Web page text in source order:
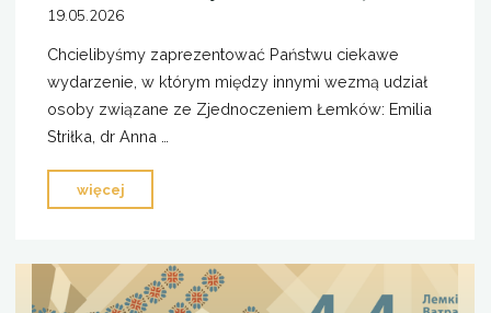
19.05.2026
Chcielibyśmy zaprezentować Państwu ciekawe
wydarzenie, w którym między innymi wezmą udział
osoby związane ze Zjednoczeniem Łemków: Emilia
Striłka, dr Anna …
więcej
Spotkania
Śladami
Kultury